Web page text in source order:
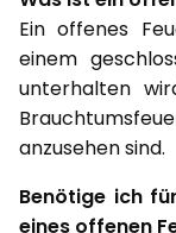
Ein offenes
einem
unterhalten
anzusehen sind.
Benötige ich
eines offenen